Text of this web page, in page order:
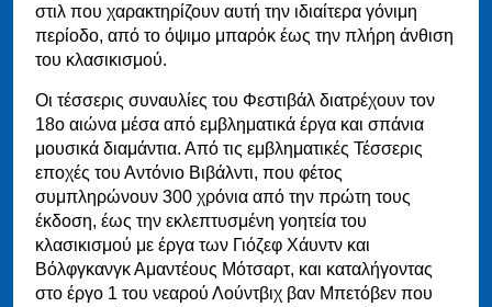
στιλ που χαρακτηρίζουν αυτή την ιδιαίτερα γόνιμη
περίοδο, από το όψιμο μπαρόκ έως την πλήρη άνθιση
του κλασικισμού.
Οι τέσσερις συναυλίες του Φεστιβάλ διατρέχουν τον
18ο αιώνα μέσα από εμβληματικά έργα και σπάνια
μουσικά διαμάντια. Από τις εμβληματικές Τέσσερις
εποχές του Αντόνιο Βιβάλντι, που φέτος
συμπληρώνουν 300 χρόνια από την πρώτη τους
έκδοση, έως την εκλεπτυσμένη γοητεία του
κλασικισμού με έργα των Γιόζεφ Χάυντν και
Βόλφγκανγκ Αμαντέους Μότσαρτ, και καταλήγοντας
στο έργο 1 του νεαρού Λούντβιχ βαν Μπετόβεν που